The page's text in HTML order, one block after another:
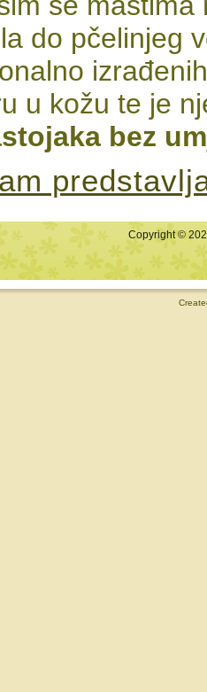
do pčelinjeg
u kožu te je
bez
Copyright ©